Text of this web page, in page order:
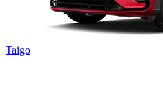
Taigo